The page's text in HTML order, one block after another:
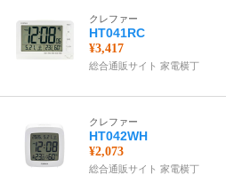
クレファー
HT041RC
¥3,417
総合通販サイト 家電横丁
クレファー
HT042WH
¥2,073
総合通販サイト 家電横丁